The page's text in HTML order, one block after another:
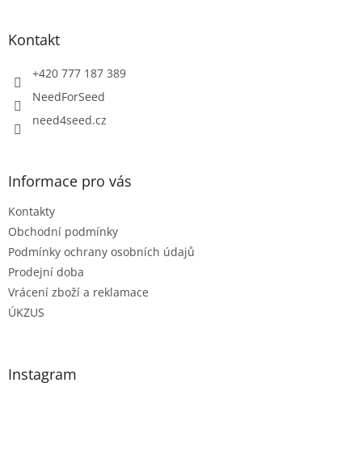
Kontakt
+420 777 187 389
NeedForSeed
need4seed.cz
Informace pro vás
Kontakty
Obchodní podmínky
Podmínky ochrany osobních údajů
Prodejní doba
Vrácení zboží a reklamace
ÚKZUS
Instagram